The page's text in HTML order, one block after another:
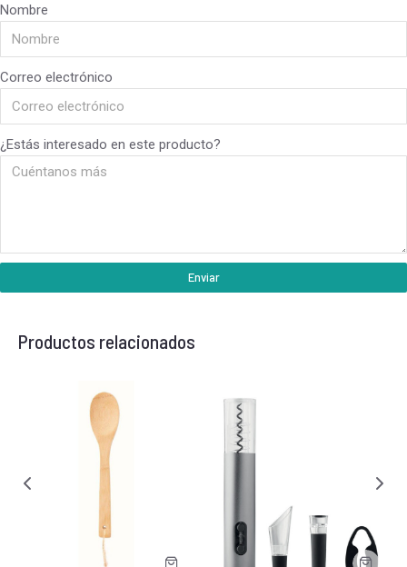
Nombre
Correo electrónico
¿Estás interesado en este producto?
Enviar
Productos relacionados